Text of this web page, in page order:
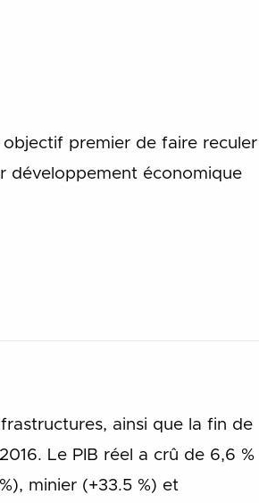
premier de faire reculer
développement économique
ainsi que la fin de
Le PIB réel a crû de 6,6 %
minier (+33.5 %) et